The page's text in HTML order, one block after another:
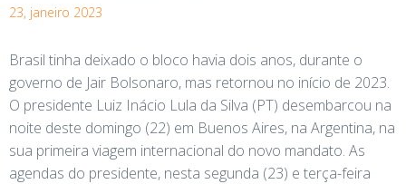
23, janeiro 2023
Brasil tinha deixado o bloco havia dois anos, durante o
governo de Jair Bolsonaro, mas retornou no início de 2023.
O presidente Luiz Inácio Lula da Silva (PT) desembarcou na
noite deste domingo (22) em Buenos Aires, na Argentina, na
sua primeira viagem internacional do novo mandato. As
agendas do presidente, nesta segunda (23) e terça-feira